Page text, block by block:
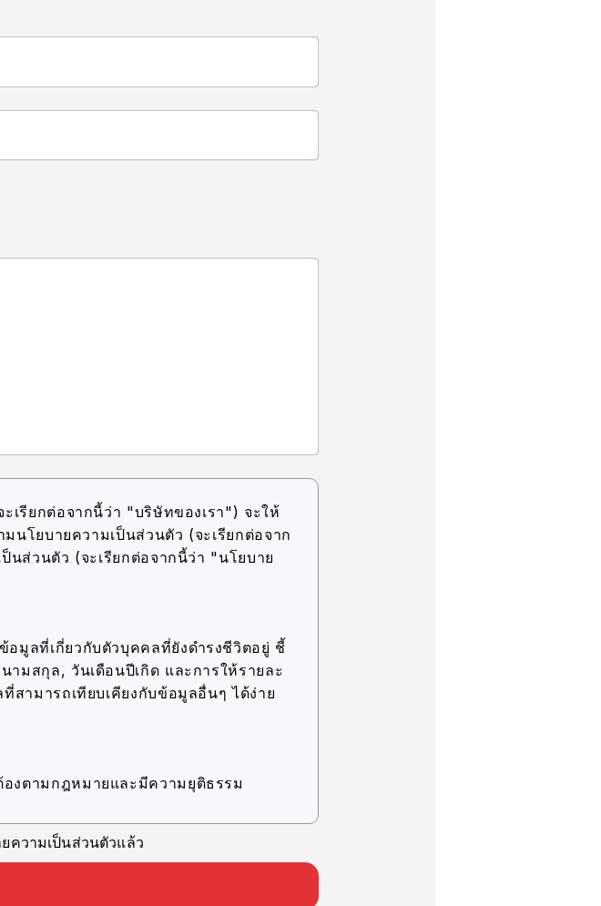
เรียกต่อจากนี้ว่า "บริษัทของเรา") จะให้
นโยบายความเป็นส่วนตัว (จะเรียกต่อจาก
นส่วนตัว (จะเรียกต่อจากนี้ว่า "นโยบาย
มูลที่เกี่ยวกับตัวบุคคลที่ยังดำรงชีวิตอยู่ ชี้
มสกุล, วันเดือนปีเกิด และการให้รายละ
สามารถเทียบเคียงกับข้อมูลอื่นๆ ได้ง่าย
งตามกฎหมายและมีความยุติธรรม
ป็นสำหรับการดำเนินธุรกิจ ภายในขอบเขต
ความเป็นส่วนตัวแล้ว